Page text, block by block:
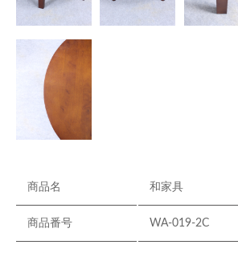
商品名 和家具
商品番号 WA-019-2C